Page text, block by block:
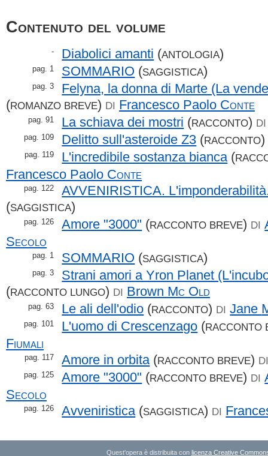
Contenuto del volume
- Diabolici amanti (ANTOLOGIA)
pag. 1 SOMMARIO (SAGGISTICA)
pag. 3
Felyna, la donna di Marte (La
(ROMANZO BREVE) DI Francesco Paolo Conte
pag. 91 La schiava dei mostri (RACCONTO) DI
pag. 109 Delitto sull'asteroide Z3 (RACCONTO
pag. 119 L'incredibile sostanza bianca(
Francesco Paolo Conte
pag. 122
AVVENIRISTICA.
(SAGGISTICA)
pag. 126 Amore "3000" (RACCONTO BREVE) DI
Secolo
pag. 1 SOMMARIO (SAGGISTICA)
pag. 3
Strani amori a Yron Planet
(RACCONTO LUNGO) DI Brown Mc Old
pag. 63 Le ali dell'odio (RACCONTO) DI Jane
pag. 101 L'uomo di Crescenzago (RACCONTO
Fiumali
pag. 117 Amore in orbita(RACCONTO BREVE)
pag. 125 Amore "3000" (RACCONTO BREVE) DI
Secolo
pag. 126 Avveniristica(SAGGISTICA) DI
Quest'opera è distribuita con licenza Creative